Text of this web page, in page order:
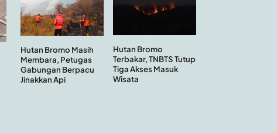
Hutan Bromo Masih
Membara, Petugas
Gabungan Berpacu
Jinakkan Api
Hutan Bromo
Terbakar, TNBTS Tutup
Tiga Akses Masuk
Wisata